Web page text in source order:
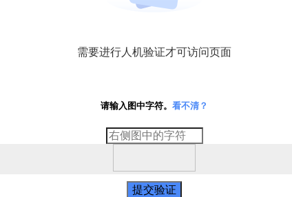
需要进行人机验证才可访问页面
请输入图中字符。 看不清？
提交验证